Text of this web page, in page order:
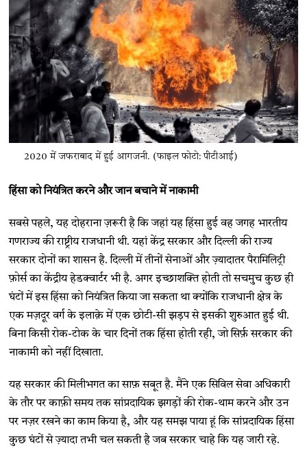
2020 में जफराबाद में हुई आगजनी. (फाइल फोटो: पीटीआई)
हिंसा को नियंत्रित करने और जान बचाने में नाकामी
सबसे पहले, यह दोहराना ज़रूरी है कि जहां यह हिंसा हुई वह जगह भारतीय
गणराज्य की राष्ट्रीय राजधानी थी. यहां केंद्र सरकार और दिल्ली की राज्य
सरकार दोनों का शासन है. दिल्ली में तीनों सेनाओं और ज़्यादातर पैरामिलिट्री
फ़ोर्स का केंद्रीय हेडक्वार्टर भी है. अगर इच्छाशक्ति होती तो सचमुच कुछ ही
घंटों में इस हिंसा को नियंत्रित किया जा सकता था क्योंकि राजधानी क्षेत्र के
एक मज़दूर वर्ग के इलाक़े में एक छोटी-सी झड़प से इसकी शुरुआत हुई थी.
बिना किसी रोक-टोक के चार दिनों तक हिंसा होती रही, जो सिर्फ़ सरकार की
नाकामी को नहीं दिखाता.
यह सरकार की मिलीभगत का साफ़ सबूत है. मैंने एक सिविल सेवा अधिकारी
के तौर पर काफ़ी समय तक सांप्रदायिक झगड़ों की रोक-थाम करने और उन
पर नज़र रखने का काम किया है, और यह समझ पाया हूं कि सांप्रदायिक हिंसा
कुछ घंटों से ज़्यादा तभी चल सकती है जब सरकार चाहे कि यह जारी रहे.